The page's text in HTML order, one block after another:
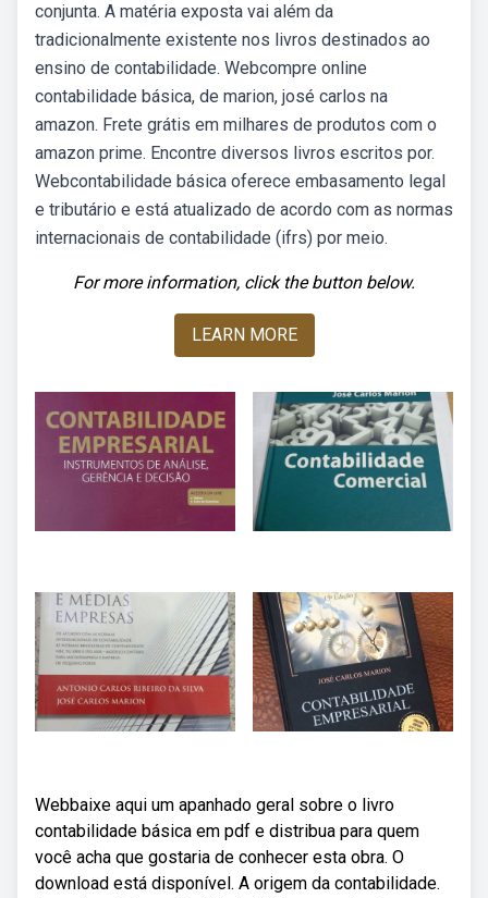
conjunta. A matéria exposta vai além da
tradicionalmente existente nos livros destinados ao
ensino de contabilidade. Webcompre online
contabilidade básica, de marion, josé carlos na
amazon. Frete grátis em milhares de produtos com o
amazon prime. Encontre diversos livros escritos por.
Webcontabilidade básica oferece embasamento legal
e tributário e está atualizado de acordo com as normas
internacionais de contabilidade (ifrs) por meio.
For more information, click the button below.
LEARN MORE
Webbaixe aqui um apanhado geral sobre o livro
contabilidade básica em pdf e distribua para quem
você acha que gostaria de conhecer esta obra. O
download está disponível. A origem da contabilidade.